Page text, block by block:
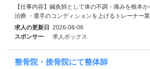
【仕事内容】鍼灸師として体の不調・痛みを根本
治療 ・選手のコンディションを上げるトレーナー
求人の更新日 2026-08-06
スポンサー
求人ボックス
整骨院・接骨院にて整体師